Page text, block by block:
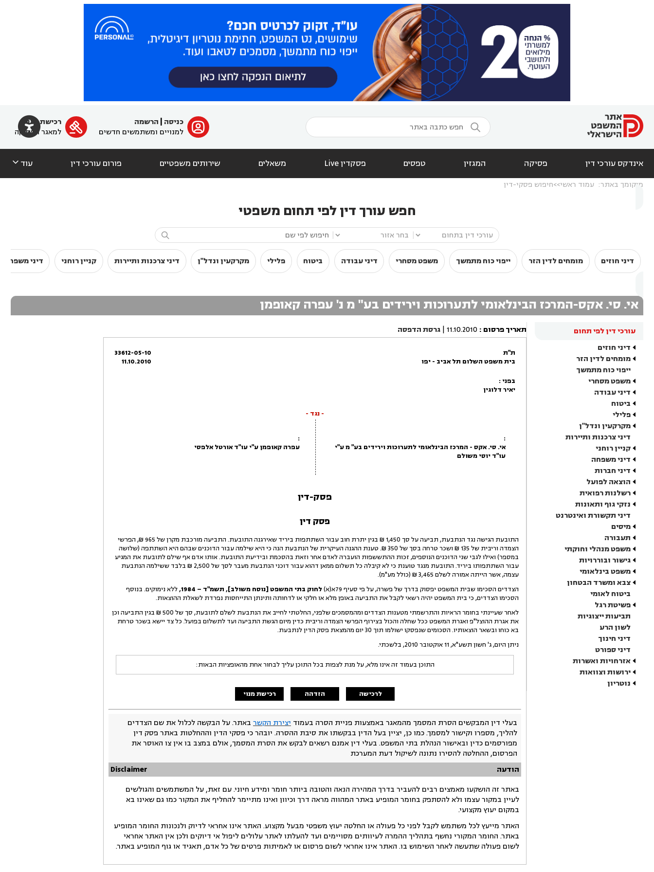
  ﱐ כניסה
הרשמה
למנויים ומשתמשים חדשים

רכישת מנוי
למאגר הפסיקה
אינדקס עורכי דין פסיקה המגזין טפסים פסקדין Live משאלים שירותים משפטיים פורום עורכי דין עוד 
מיקומך באתר: עמוד ראשי חיפוש פסקי-דין
חפש עורך דין לפי תחום משפטי

דיני חוזים מומחים לדין הזר ייפוי כוח מתמשך משפט מסחרי דיני עבודה ביטוח פלילי מקרקעין ונדל"ן דיני צרכנות ותיירות קניין רוחני דיני משפחה
אי. סי. אקס-המרכז הבינלאומי לתערוכות וירידים בע" מ נ' עפרה קאופמן
עורכי דין לפי תחום
דיני חוזים
מומחים לדין הזר
ייפוי כוח מתמשך
משפט מסחרי
דיני עבודה
ביטוח
פלילי
מקרקעין ונדל"ן
דיני צרכנות ותיירות
קניין רוחני
דיני משפחה
דיני חברות
הוצאה לפועל
רשלנות רפואית
נזקי גוף ותאונות
דיני תקשורת ואינטרנט
מיסים
תעבורה
משפט מנהלי וחוקתי
גישור ובוררויות
משפט בינלאומי
צבא ומשרד הבטחון
ביטוח לאומי
פשיטת רגל
תביעות ייצוגיות
לשון הרע
דיני חינוך
דיני ספורט
אזרחויות ואשרות
ירושות וצוואות
נוטריון
תאריך פרסום :
11.10.2010
| גרסת הדפסה
ת"ת
בית משפט השלום תל אביב - יפו
33612-05-10
11.10.2010
בפני :
יאיר דלוגין
- נגד -
:
אי. סי. אקס - המרכז הבינלאומי לתערוכות וירידים בע" מ ע"י
עו"ד יוסי משולם
:
עפרה קאופמן ע"י עו"ד אורטל אלפסי
פסק-דין
פסק דין
התובעת הגישה נגד הנתבעת, תביעה על סך 1,450 ₪ בגין יתרת חוב עבור השתתפות ביריד שאירגנה התובעת. התביעה מורכבת מקרן של 965 ₪, הפרשי
הצמדה וריבית של 135 ₪ ושכר טרחה בסך של 350 ₪. טענת ההגנה העיקרית של הנתבעת הנה כי היא שילמה עבור הדוכנים שבהם היא השתתפה (שלושה
במספר) ואילו לגבי שני הדוכנים הנוספים, זכות ההתששפות הועברה לאדם אחר וזאת בהסכמת ובידיעת התובעת. אותו אדם אף שילם לתובעת את המגיע
עבור השתתפותו ביריד. התובעת מנגד טוענת כי לא קיבלה כל תשלום ממאן דהוא עבור דוכני הנתבעת מעבר לסך של 2,500 ₪ בלבד ששילמה הנתבעת
עצמה, אשר הייתה אמורה לשלם 3,465 ₪ (כולל מע"מ).
הצדדים הסכימו שבית המשפט יפסוק בדרך של פשרה, על פי סעיף 79א(א)
לחוק בתי המשפט [נוסח משולב], תשמ"ד – 1984, ללא נימוקים. בנוסף
הסכימו הצדדים, כי בית המשפט יהיה רשאי לקבל את התביעה באופן מלא או חלקי או לדחותה ותינתן התייחסות נפרדת לשאלת ההוצאות.
לאחר שעיינתי בחומר הראיות והתרשמתי מטענות הצדדים ומהמסמכים שלפני, החלטתי לחייב את הנתבעת לשלם לתובעת, סך של 500 ₪ בגין התביעה וכן
את אגרת ההוצל"פ ואגרת המשפט ככל שחלה והכול בצירוף הפרשי הצמדה וריבית כדין מיום הגשת התביעה ועד לתשלום בפועל. כל צד יישא בשכר טרחת
בא כוחו ובשאר הוצאותיו. הסכומים שנפסקו ישולמו תוך 30 יום מהמצאת פסק הדין לנתבעת.
ניתן היום, ג' חשון תשע"א, 11 אוקטובר 2010, בלשכתי.
התוכן בעמוד זה אינו מלא, על מנת לצפות בכל התוכן עליך לבחור אחת מהאופציות הבאות:
לרכישה הזדהה רכישת מנוי
בעלי דין המבקשים הסרת המסמך מהמאגר באמצעות פניית הסרה בעמוד יצירת הקשר באתר. על הבקשה לכלול את שם הצדדים
להליך, מספרו וקישור למסמך. כמו כן, יציין בעל הדין בבקשתו את סיבת ההסרה. יובהר כי פסקי הדין וההחלטות באתר פסק דין
מפורסמים כדין ובאישור הנהלת בתי המשפט. בעלי דין אמנם רשאים לבקש את הסרת המסמך, אולם במצב בו אין צו האוסר את
הפרסום, ההחלטה להסירו נתונה לשיקול דעת המערכת
הודעה
Disclaimer
באתר זה הושקעו מאמצים רבים להעביר בדרך המהירה הנאה והטובה ביותר חומר ומידע חיוני. עם זאת, על המשתמשים והגולשים
לעיין במקור עצמו ולא להסתפק בחומר המופיע באתר המהווה מראה דרך וכיוון ואינו מתיימר להחליף את המקור כמו גם שאינו בא
במקום יעוץ מקצועי.
האתר מייעץ לכל משתמש לקבל לפני כל פעולה או החלטה יעוץ משפטי מבעל מקצוע. האתר אינו אחראי לדיוק ולנכונות החומר המופיע
באתר. החומר המקורי נחשף בתהליך ההמרה לעיוותים מסויימים ועד להעלתו לאתר עלולים ליפול אי דיוקים ולכן אין האתר אחראי
לשום פעולה שתעשה לאחר השימוש בו. האתר אינו אחראי לשום פרסום או לאמיתות פרטים של כל אדם, תאגיד או גוף המופיע באתר.